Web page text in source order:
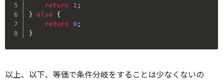
return
1 ;
} else
{
return
0 ;
}
以上、以下、等価で条件分岐をすることは少なくないの